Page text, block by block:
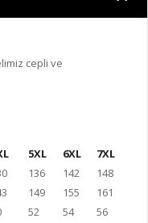
cepli ve
5XL 6XL
7XL
136 142
148
149 155
161
52 54
56